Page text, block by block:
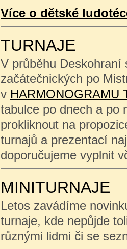
Více o dětské
TURNAJE
V průběhu Deskohraní
začátečnických po
v HARMONOGRAMU
tabulce po dnech a po
prokliknout na
turnajů a prezentací
doporučujeme vyplnit
MINITURNAJE
Letos zavádíme
turnaje, kde nepůjde
různými lidmi či se